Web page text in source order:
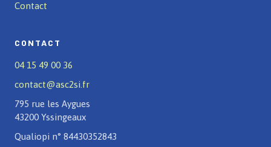
Contact
CONTACT
04 15 49 00 36
contact@asc2si.fr
795 rue les Aygues
43200 Yssingeaux
Qualiopi n° 84430352843